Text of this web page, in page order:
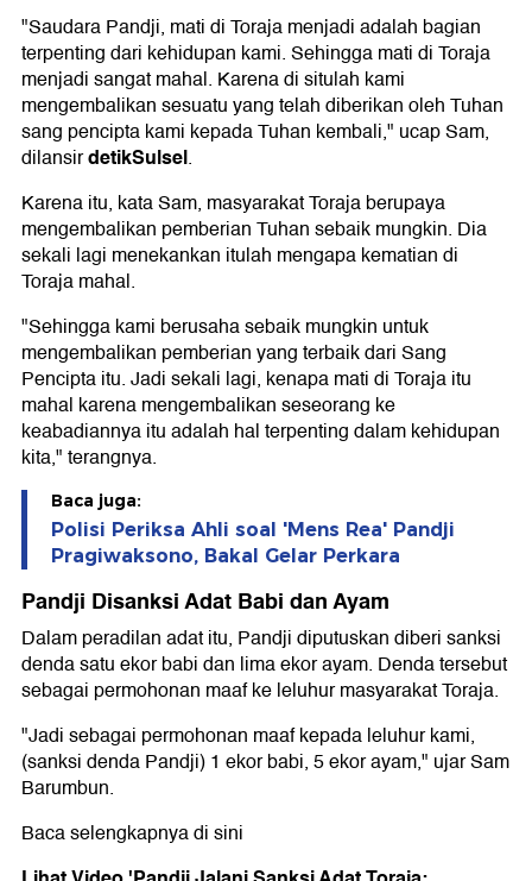
"Saudara Pandji, mati di Toraja menjadi adalah bagian
terpenting dari kehidupan kami. Sehingga mati di Toraja
menjadi sangat mahal. Karena di situlah kami
mengembalikan sesuatu yang telah diberikan oleh Tuhan
sang pencipta kami kepada Tuhan kembali," ucap Sam,
dilansirdetikSulsel.
Karena itu, kata Sam, masyarakat Toraja berupaya
mengembalikan pemberian Tuhan sebaik mungkin. Dia
sekali lagi menekankan itulah mengapa kematian di
Toraja mahal.
"Sehingga kami berusaha sebaik mungkin untuk
mengembalikan pemberian yang terbaik dari Sang
Pencipta itu. Jadi sekali lagi, kenapa mati di Toraja itu
mahal karena mengembalikan seseorang ke
keabadiannya itu adalah hal terpenting dalam kehidupan
kita," terangnya.
Baca juga:
Polisi Periksa Ahli soal 'Mens Rea' Pandji
Pragiwaksono, Bakal Gelar Perkara
Pandji Disanksi Adat Babi dan Ayam
Dalam peradilan adat itu, Pandji diputuskan diberi sanksi
denda satu ekor babi dan lima ekor ayam. Denda tersebut
sebagai permohonan maaf ke leluhur masyarakat Toraja.
"Jadi sebagai permohonan maaf kepada leluhur kami,
(sanksi denda Pandji) 1 ekor babi, 5 ekor ayam," ujar Sam
Barumbun.
Baca selengkapnya di sini